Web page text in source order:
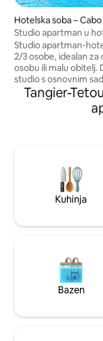
Hotelska soba –
Studio apartman u
Studio apartman-
2/3 osobe, idealan za
osobu ili malu obitelj.
studio s osnovnim
i čajnom kuhinjom,
(180 – 220 cm) i
Privatna kupaonica,
Tetouan 16 km,
blizini restorana i
Tangier-
Kuhinja
Bazen